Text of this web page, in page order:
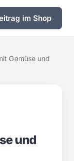
im Shop
Gemüse und
und